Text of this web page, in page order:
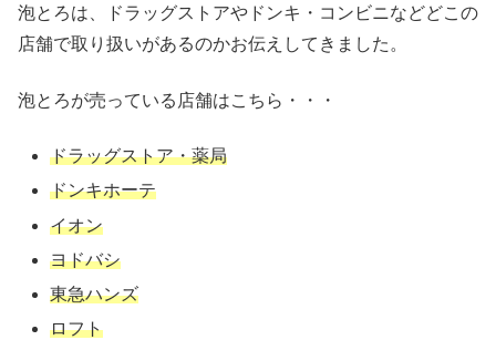
泡とろは、ドラッグストアやドンキ・コンビニなどどこの
店舗で取り扱いがあるのかお伝えしてきました。
泡とろが売っている店舗はこちら・・・
ドラッグストア・薬局
ドンキホーテ
イオン
ヨドバシ
東急ハンズ
ロフト